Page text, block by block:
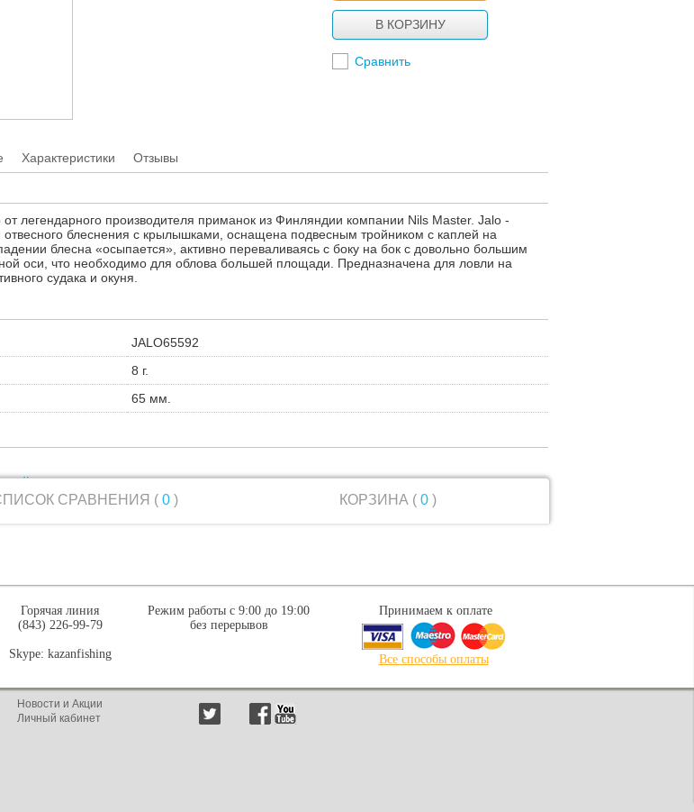
В КОРЗИНУ
Сравнить
Характеристики Отзывы
от легендарного производителя приманок из Финляндии компании Nils Master. Jalo -
блеснения с крылышками, оснащена подвесным тройником с каплей на
блесна «осыпается», активно переваливаясь с боку на бок с довольно большим
оси, что необходимо для облова большей площади. Предназначена для ловли на
судака и окуня.
JALO65592
8 г.
65 мм.
СРАВНЕНИЯ (0 ) КОРЗИНА (0 )
Горячая линия
(843) 226-99-79
Skype: kazanfishing
Режим работы с 9:00 до 19:00
без перерывов
Принимаем к оплате
Все способы оплаты
Новости и Акции
Личный кабинет